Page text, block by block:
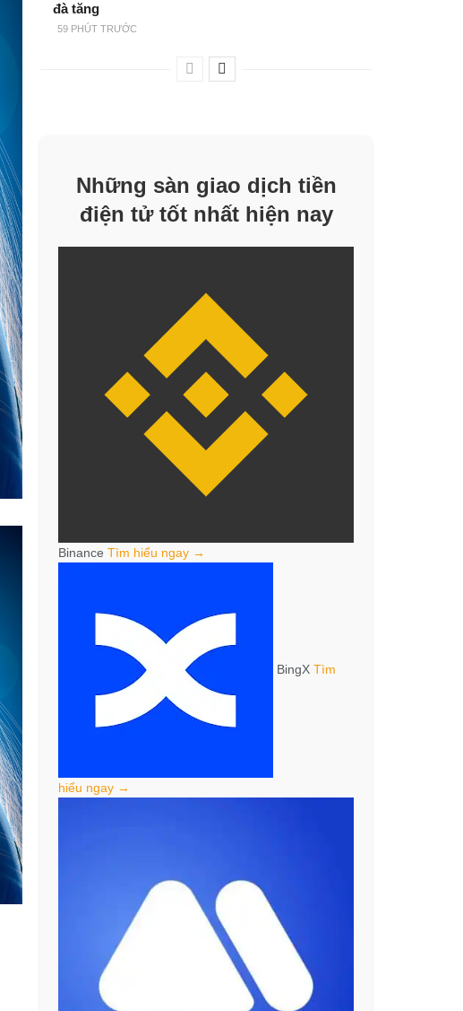
đà tăng
59 PHÚT TRƯỚC
Những sàn giao dịch tiền
điện tử tốt nhất hiện nay
Binance Tìm hiểu ngay →
BingX Tìm
hiểu ngay →